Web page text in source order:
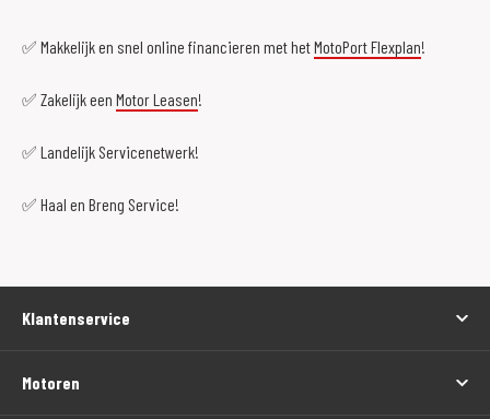
✅ Makkelijk en snel online financieren met hetMotoPort Flexplan!
✅ Zakelijk een Motor Leasen!
✅ Landelijk Servicenetwerk!
✅ Haal en Breng Service!
Klantenservice
Motoren